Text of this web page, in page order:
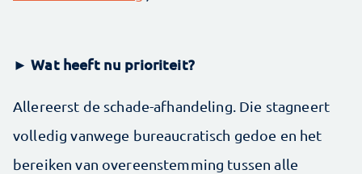
► Wat heeft nu prioriteit?
Allereerst de schade-afhandeling. Die stagneert
volledig vanwege bureaucratisch gedoe en het
bereiken van overeenstemming tussen alle